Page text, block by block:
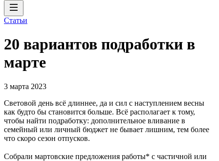
Статьи
20 вариантов подработки в
марте
3 марта 2023
Световой день всё длиннее, да и сил с наступлением весны
как будто бы становится больше. Всё располагает к тому,
чтобы найти подработку: дополнительное вливание в
семейный или личный бюджет не бывает лишним, тем более
что скоро сезон отпусков.
Собрали мартовские предложения работы* с частичной или